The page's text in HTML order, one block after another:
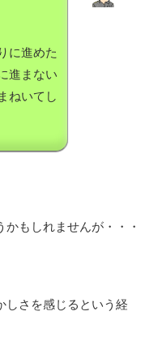
に進めた
進まない
ねいてし
もしれませんが・・・
しさを感じるという経